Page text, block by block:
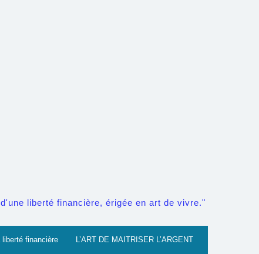
liberté financière, érigée en art de vivre."
financière L’ART DE MAITRISER L’ARGENT